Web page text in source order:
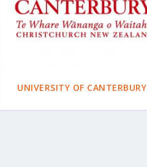
UNIVERSITY OF CANTERBURY